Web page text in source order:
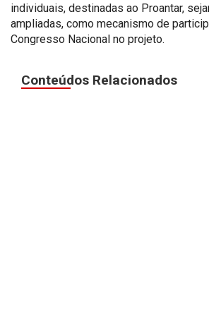
individuais, destinadas ao Proantar,
ampliadas, como mecanismo de
Congresso Nacional no projeto.
Conteúdos Relacionados